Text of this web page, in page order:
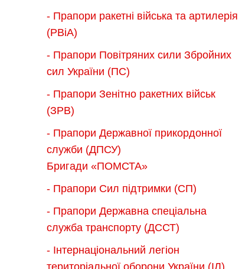
- Прапори ракетні війська та артилерія
(РВіА)
- Прапори Повітряних сили Збройних
сил України (ПС)
- Прапори Зенітно ракетних військ
(ЗРВ)
- Прапори Державної прикордонної
служби (ДПСУ)
Бригади «ПОМСТА»
- Прапори Сил підтримки (СП)
- Прапори Державна спеціальна
служба транспорту (ДССТ)
- Інтернаціональний легіон
територіальної оборони України (ІЛ)